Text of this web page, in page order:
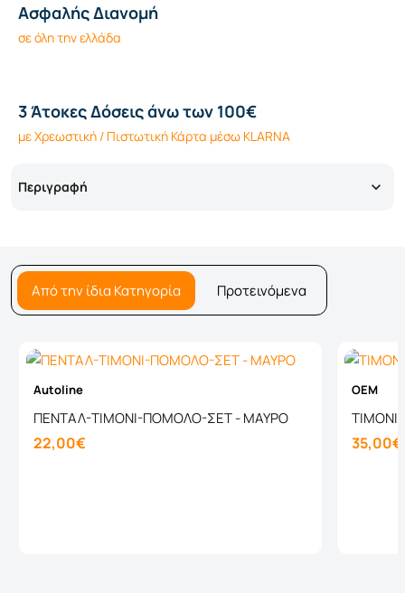
Ασφαλής Διανομή
σε όλη την ελλάδα
3 Άτοκες Δόσεις άνω των 100€
με Χρεωστική / Πιστωτική Κάρτα μέσω KLARNA
Περιγραφή
Από την ίδια Κατηγορία Προτεινόμενα
Autoline
ΠΕΝΤΑΛ-ΤΙΜΟΝΙ-ΠΟΜΟΛΟ-ΣΕΤ - ΜΑΥΡΟ
22,00€
OEM
ΤΙΜΟΝΙ
35,00€